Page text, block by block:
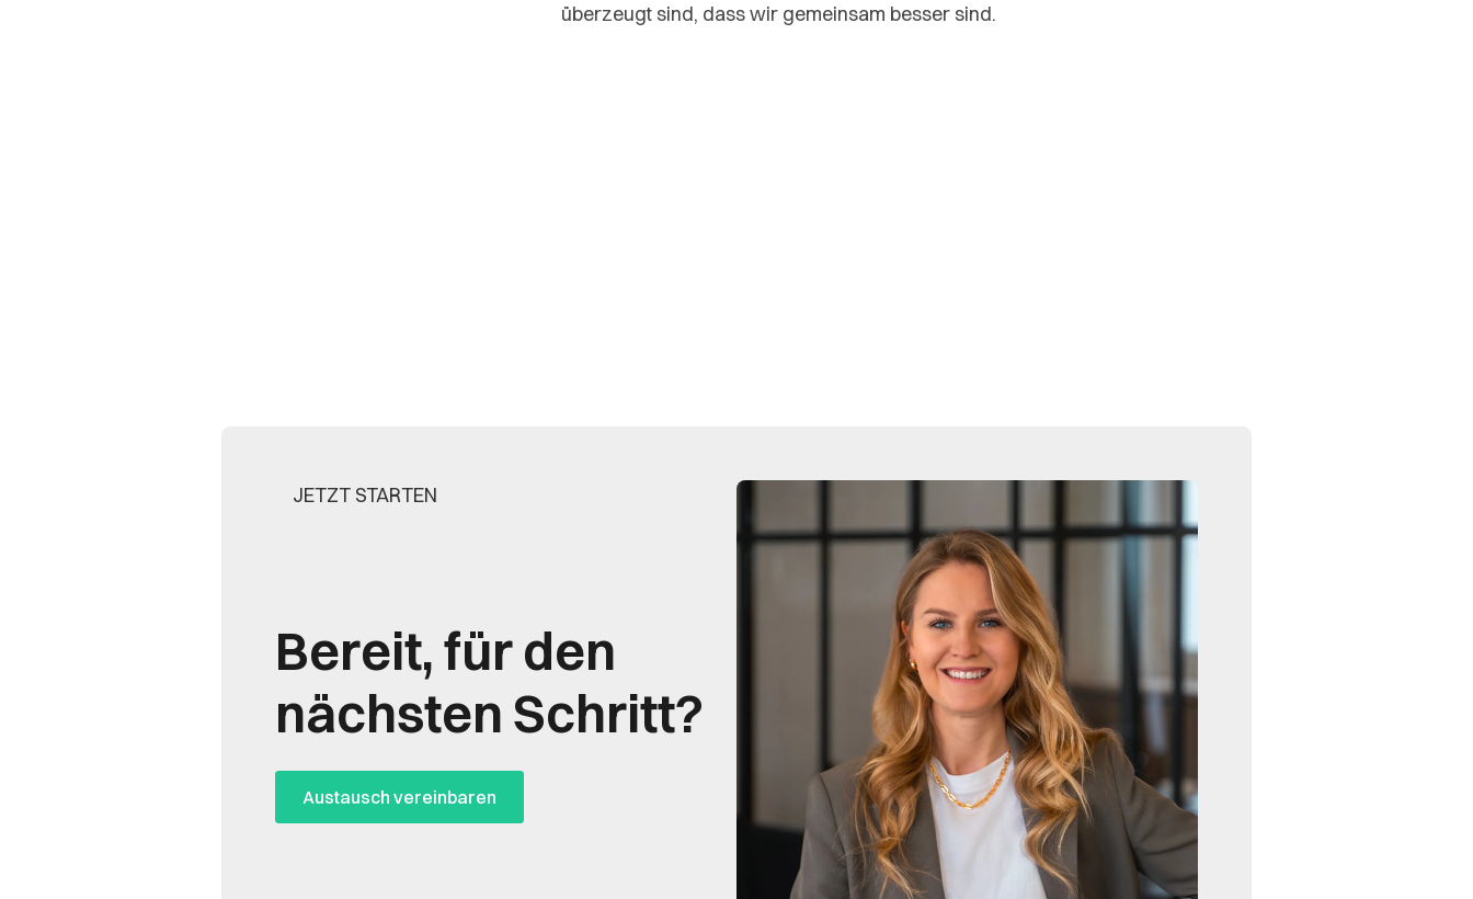
überzeugt sind, dass wir gemeinsam besser sind.
JETZT STARTEN
Bereit, für den
nächsten Schritt?
Austausch vereinbaren